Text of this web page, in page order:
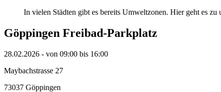
In vielen Städten gibt es bereits Umweltzonen. Hier geht es zu
Göppingen Freibad-Parkplatz
28.02.2026 - von 09:00 bis 16:00
Maybachstrasse 27
73037 Göppingen